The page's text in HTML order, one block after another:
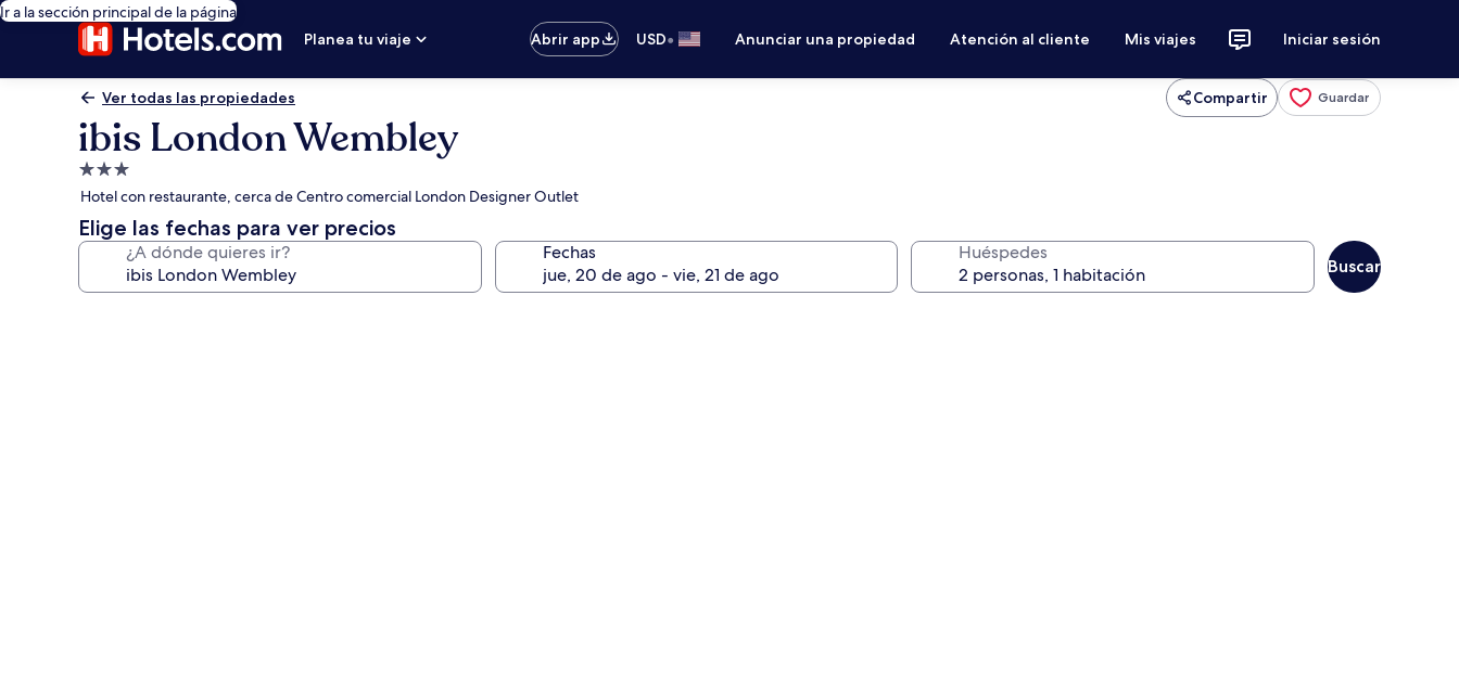
Ir a la sección principal de la página
Planea tu viaje
Abrir app USD• Anunciar una propiedad Atención al cliente Mis viajes Iniciar sesión
Ver todas las propiedades Compartir Guardar
ibis London Wembley
Propiedad
de
3.0
estrellas
Hotel con restaurante, cerca de Centro comercial London Designer Outlet
Elige las fechas para ver precios
¿A dónde quieres ir? Fechas Huéspedes
Buscar